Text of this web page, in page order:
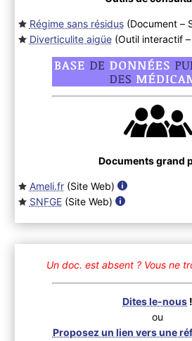
Régime sans résidus(Document –
Diverticulite aigüe(Outil interactif
Documents grand
Ameli.fr(Site Web)
SNFGE(Site Web)
Un doc. est absent ? Vous ne
Dites le-nous !
ou
Proposez un lien vers une